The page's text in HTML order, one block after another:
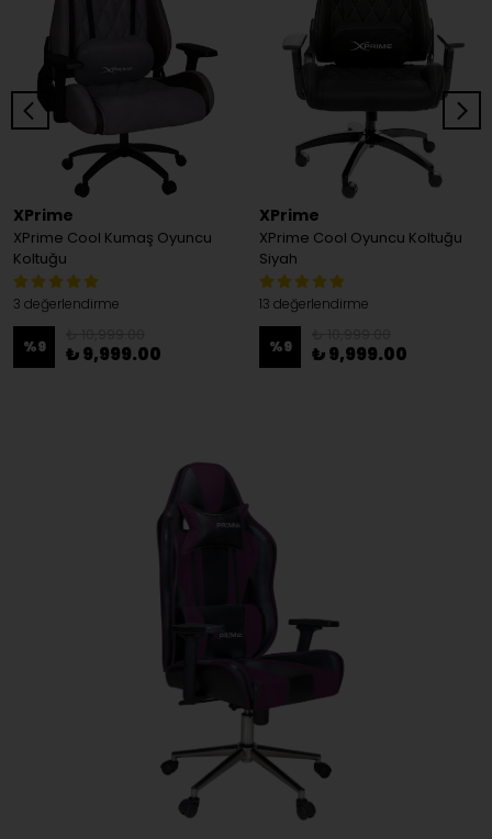
XPrime
XPrime Cool Kumaş Oyuncu
Koltuğu
3 değerlendirme
%9 ₺ 9,999.00
XPrime
XPrime Cool Oyuncu Koltuğu
Siyah
13 değerlendirme
%9 ₺ 9,999.00